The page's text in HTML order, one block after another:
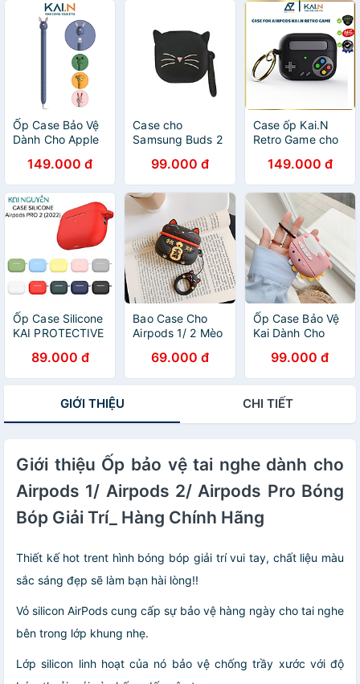
Ốp Case Bảo Vệ
Dành Cho Apple
PenAnimal -
Hàng Chính Hãng
149.000 đ
Case cho
Samsung Buds 2
Buds Live/ Buds
Pro Hình Nhân
Vật hoạt Hình Dễ
Thương - Hàng
Nhập Khẩu
99.000 đ
Case ốp Kai.N
Retro Game cho
Airpods Pro/
Airpods 3_ Hàng
chính hãng
149.000 đ
Ốp Case Silicone
KAI PROTECTIVE
Dành Cho
AirPods PRO 2,
Hàng Nhập Khẩu
89.000 đ
Bao Case Cho
Airpods 1/ 2 Mèo
chính hãng
69.000 đ
Ốp Case Bảo Vệ
Kai Dành Cho
Buds/ Studio
Buds + Hình
Chính Hãng
99.000 đ
GIỚI THIỆU CHI TIẾT
Giới thiệu Ốp bảo vệ tai nghe dành cho
Airpods 1/ Airpods 2/ Airpods Pro Bóng
Bóp Giải Trí_ Hàng Chính Hãng
Thiết kế hot trent hình bóng bóp giải trí vui tay, chất liệu màu
sắc sáng đẹp sẽ làm bạn hài lòng!!
Vỏ silicon AirPods cung cấp sự bảo vệ hàng ngày cho tai nghe
bên trong lớp khung nhẹ.
Lớp silicon linh hoạt của nó bảo vệ chống trầy xước với độ